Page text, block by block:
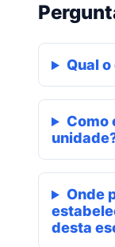
Qual
Como
Onde
desta